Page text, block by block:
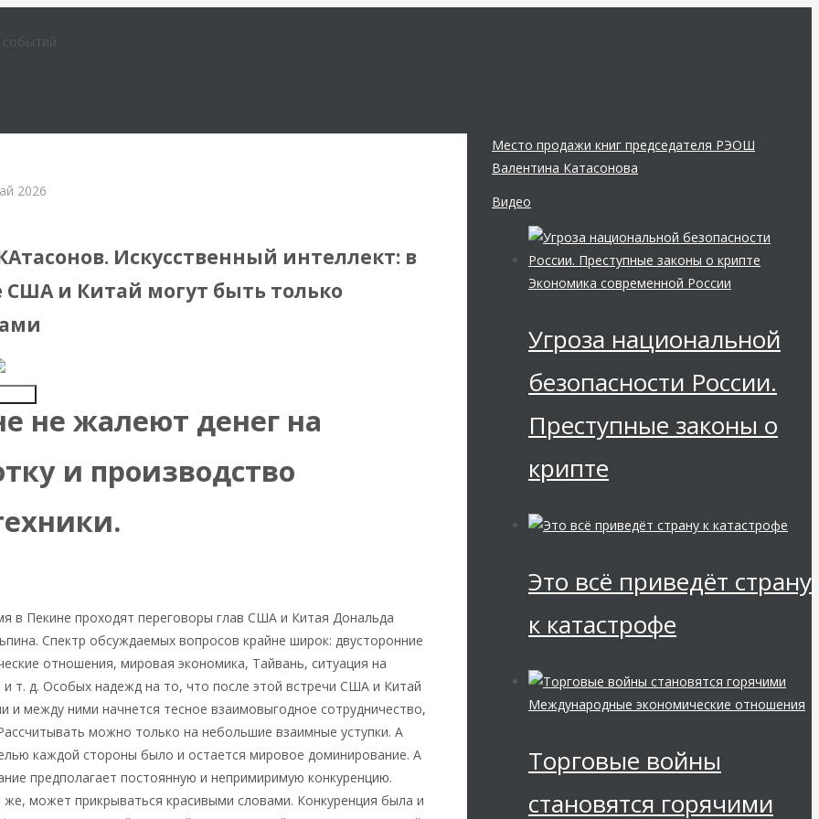
событий
2026
стран
Искусственный интеллект: в
США и Китай могут быть только
не жалеют денег на
и производство
в Пекине проходят переговоры глав США и Китая Дональда
Спектр обсуждаемых вопросов крайне широк: двусторонние
отношения, мировая экономика, Тайвань, ситуация на
т. д. Особых надежд на то, что после этой встречи США и Китай
и между ними начнется тесное взаимовыгодное сотрудничество,
можно только на небольшие взаимные уступки. А
каждой стороны было и остается мировое доминирование. А
предполагает постоянную и непримиримую конкуренцию.
может прикрываться красивыми словами. Конкуренция была и
Место продажи книг председателя РЭОШ
Валентина Катасонова
Видео
Экономика современной России
Угроза национальной
безопасности России.
Преступные законы о
крипте
Это всё приведёт страну
к катастрофе
Международные экономические отношения
Торговые войны
становятся горячими